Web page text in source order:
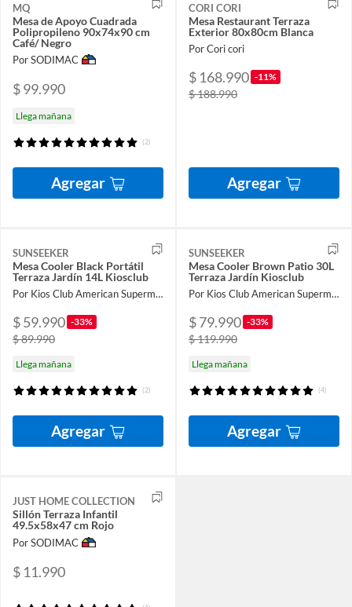
MQ
Mesa de Apoyo Cuadrada
Polipropileno 90x74x90 cm
Café/ Negro
Por SODIMAC
$ 99.990
Llega mañana
(2)
Agregar
CORI CORI
Mesa Restaurant Terraza
Exterior 80x80cm Blanca
Por Cori cori
$ 168.990 -11%
$ 188.990
Agregar
SUNSEEKER
Mesa Cooler Black Portátil
Terraza Jardín 14L Kiosclub
Por Kios Club American Supermarket
$ 59.990 -33%
$ 89.990
Llega mañana
(2)
Agregar
SUNSEEKER
Mesa Cooler Brown Patio 30L
Terraza Jardín Kiosclub
Por Kios Club American Supermarket
$ 79.990 -33%
$ 119.990
Llega mañana
(4)
Agregar
JUST HOME COLLECTION
Sillón Terraza Infantil
49.5x58x47 cm Rojo
Por SODIMAC
$ 11.990